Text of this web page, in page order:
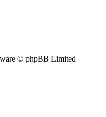
© phpBB Limited